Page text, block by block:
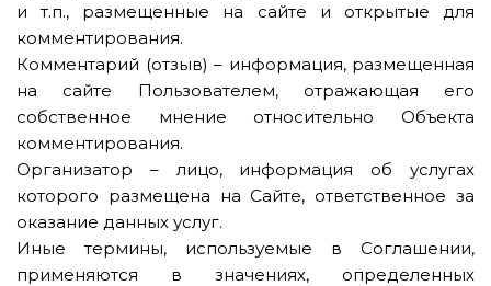
и т.п., размещенные на сайте и открытые для
комментирования.
Комментарий (отзыв) – информация, размещенная
на сайте Пользователем, отражающая его
собственное мнение относительно Объекта
комментирования.
Организатор – лицо, информация об услугах
которого размещена на Сайте, ответственное за
оказание данных услуг.
Иные термины, используемые в Соглашении,
применяются в значениях, определенных